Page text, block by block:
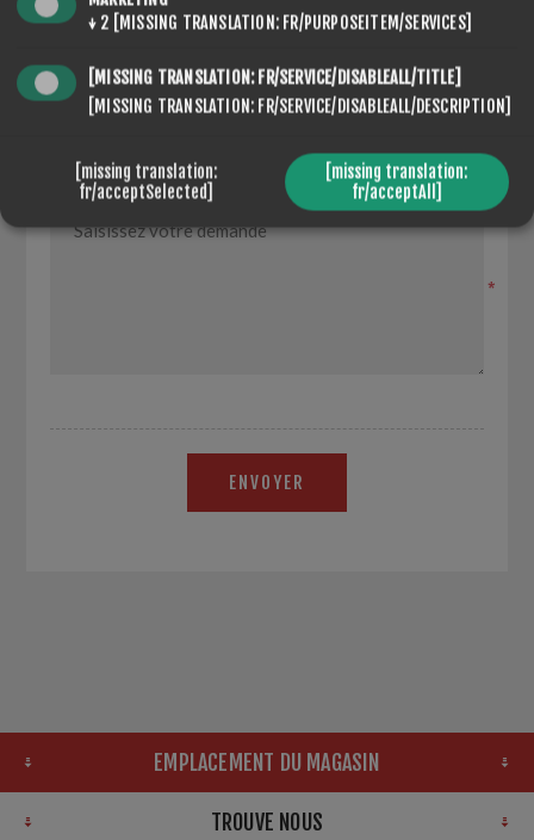
VOTRE ADRESSE EMAIL
DEMANDE DE RENSEIGNEMENTS
*
ENVOYER
EMPLACEMENT DU MAGASIN
TROUVE NOUS
↓ 2 [MISSING TRANSLATION: FR/PURPOSEITEM/SERVICES]
[MISSING TRANSLATION: FR/SERVICE/DISABLEALL/TITLE]
[MISSING TRANSLATION: FR/SERVICE/DISABLEALL/DESCRIPTION]
[missing translation:
fr/acceptSelected]
[missing translation:
fr/acceptAll]